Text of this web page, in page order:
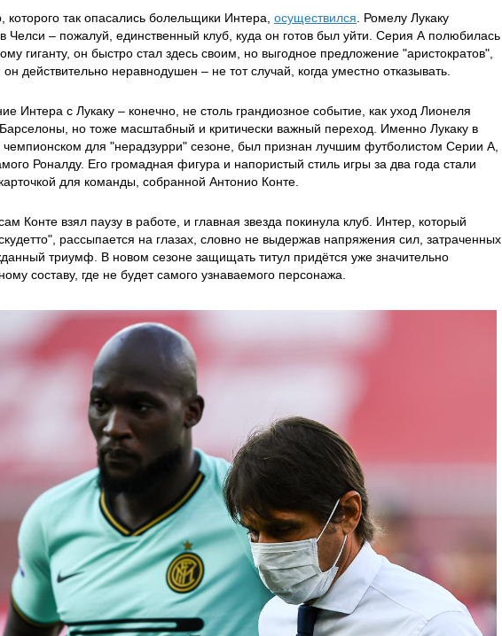
которого так опасались болельщики Интера, осуществился . Ромелу Лукаку
Челси – пожалуй, единственный клуб, куда он готов был уйти. Серия А полюбилась
гиганту, он быстро стал здесь своим, но выгодное предложение "аристократов",
действительно неравнодушен – не тот случай, когда уместно отказывать.
Интера с Лукаку – конечно, не столь грандиозное событие, как уход Лионеля
но тоже масштабный и критически важный переход. Именно Лукаку в
для "нерадзурри" сезоне, был признан лучшим футболистом Серии А,
Роналду. Его громадная фигура и напористый стиль игры за два года стали
для команды, собранной Антонио Конте.
Конте взял паузу в работе, и главная звезда покинула клуб. Интер, который
рассыпается на глазах, словно не выдержав напряжения сил, затраченных
триумф. В новом сезоне защищать титул придётся уже значительно
составу, где не будет самого узнаваемого персонажа.